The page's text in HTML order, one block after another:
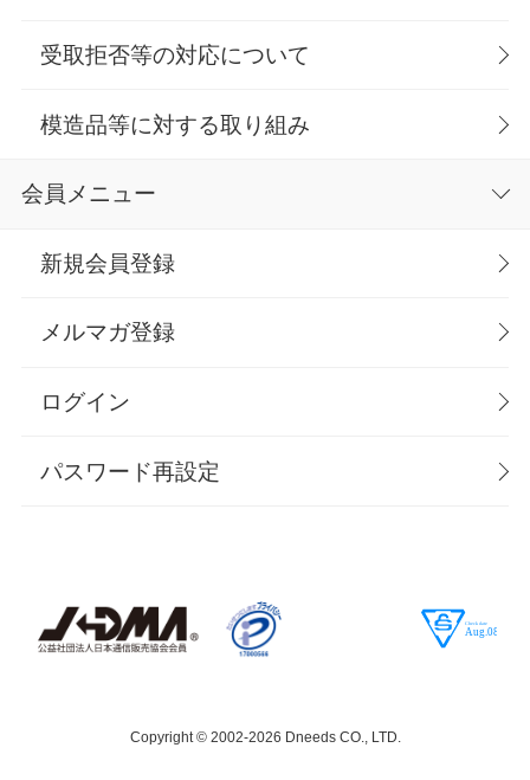
受取拒否等の対応について
模造品等に対する取り組み
会員メニュー
新規会員登録
メルマガ登録
ログイン
パスワード再設定
Copyright © 2002-2026 Dneeds CO., LTD.